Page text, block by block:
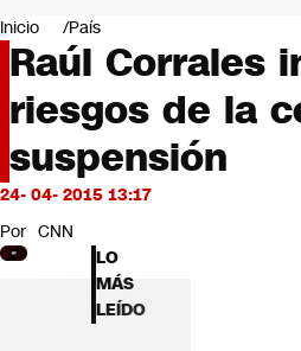
Negocios
Deportes
Programas completos
Cultura
Servicios
Bits
CNN Data
CNN tiempo
Futuro 360
Opinión
Inicio País
Raúl Corrales
riesgos de la
suspensión
24- 04- 2015 13:17
Por CNN
LO
MÁS
LEÍDO